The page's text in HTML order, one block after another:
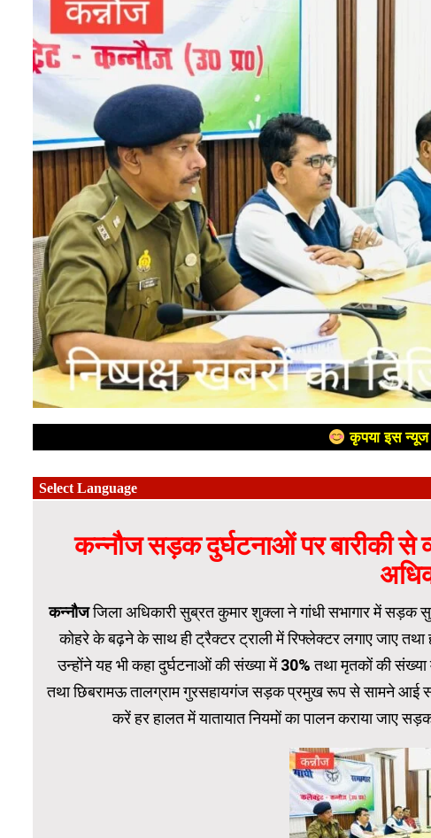
कृपया इस
कन्नौज सड़क दुर्घटनाओं पर बारीकी
कन्नौजजिला अधिकारी सुब्रत कुमार शुक्ला ने गांधी सभागार में सड़क
कोहरे के बढ़ने के साथ ही ट्रैक्टर ट्राली में रिफ्लेक्टर लगाए जाए तथा
उन्होंने यह भी कहा दुर्घटनाओं की संख्या में 30% तथा मृतकों की
तथा छिबरामऊ तालग्राम गुरसहायगंज सड़क प्रमुख रूप से सामने आई
करें हर हालत में यातायात नियमों का पालन कराया जाए